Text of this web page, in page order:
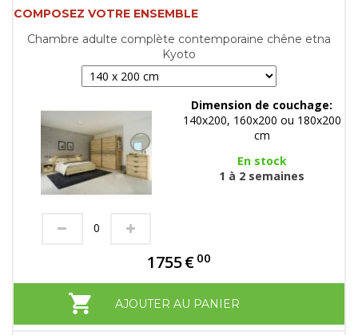
COMPOSEZ VOTRE ENSEMBLE
Chambre adulte complète contemporaine chêne etna
Kyoto
Dimension de couchage:
140x200, 160x200 ou 180x200
cm
En stock
1 à 2 semaines
1755€ 00
AJOUTER AU PANIER